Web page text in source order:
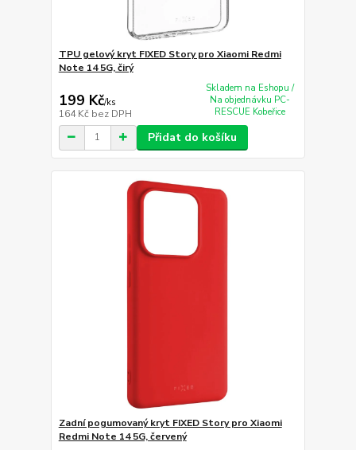
TPU gelový kryt FIXED Story pro Xiaomi Redmi
Note 14 5G, čirý
199 Kč/ks
164 Kč bez DPH
Skladem na Eshopu /
Na objednávku PC-
RESCUE Kobeřice
Přidat do košíku
Zadní pogumovaný kryt FIXED Story pro Xiaomi
Redmi Note 14 5G, červený